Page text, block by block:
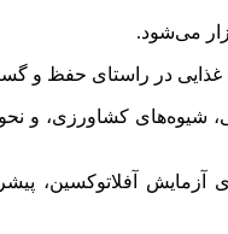
می‌شود.
غذایی در راستای حفظ و
شیوه‌های کشاورزی، و
آزمایش آفلاتوکسین،